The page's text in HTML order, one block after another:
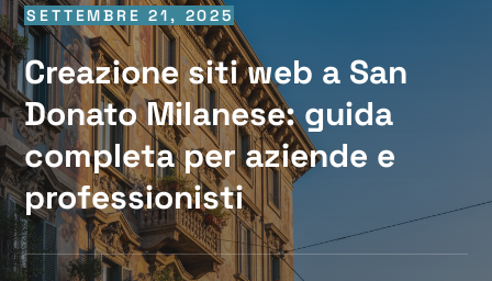
SETTEMBRE 21, 2025
Creazione siti web a San
Donato Milanese: guida
completa per aziende e
professionisti